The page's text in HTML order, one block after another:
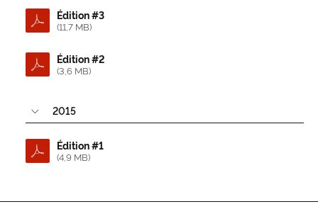
Édition #3
(11,7 MB)
Édition #2
(3,6 MB)
2015
Édition #1
(4,9 MB)